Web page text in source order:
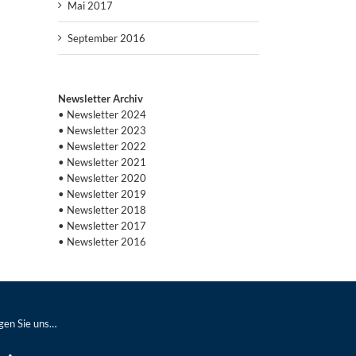
Mai 2017
September 2016
Newsletter Archiv
• Newsletter 2024
• Newsletter 2023
• Newsletter 2022
• Newsletter 2021
• Newsletter 2020
• Newsletter 2019
• Newsletter 2018
• Newsletter 2017
• Newsletter 2016
Sie uns…